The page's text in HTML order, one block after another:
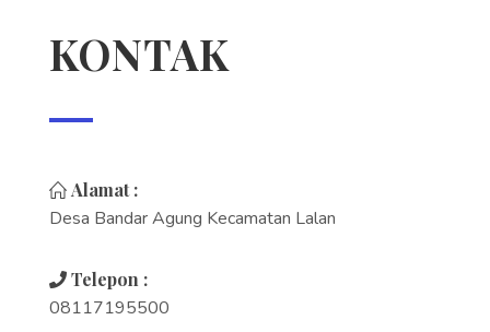
KONTAK
Alamat :
Desa Bandar Agung Kecamatan Lalan
Telepon :
08117195500